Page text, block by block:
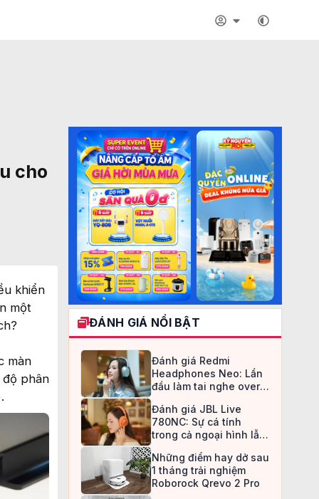
cho
khiển
một
màn
độ phân
ĐÁNH GIÁ NỔI BẬT
Đánh giá Redmi
Headphones Neo: Lần
đầu làm tai nghe over-
an toàn
Đánh giá JBL Live
780NC: Sự cá tính
trong cả ngoại hình lẫn
Những điểm hay dở sau
1 tháng trải nghiệm
Roborock Qrevo 2 Pro